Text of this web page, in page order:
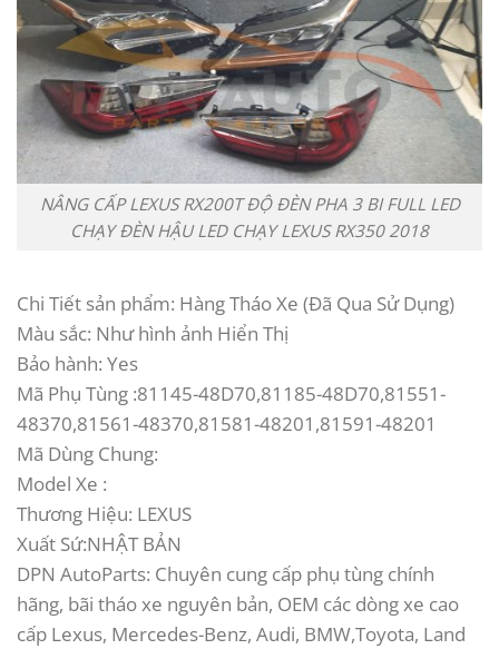
NÂNG CẤP LEXUS RX200T ĐỘ ĐÈN PHA 3 BI FULL LED
CHẠY ĐÈN HẬU LED CHẠY LEXUS RX350 2018
Chi Tiết sản phẩm: Hàng Tháo Xe (Đã Qua Sử Dụng)
Màu sắc: Như hình ảnh Hiển Thị
Bảo hành: Yes
Mã Phụ Tùng :81145-48D70,81185-48D70,81551-
48370,81561-48370,81581-48201,81591-48201
Mã Dùng Chung:
Model Xe :
Thương Hiệu: LEXUS
Xuất Sứ:NHẬT BẢN
DPN AutoParts: Chuyên cung cấp phụ tùng chính
hãng, bãi tháo xe nguyên bản, OEM các dòng xe cao
cấp Lexus, Mercedes-Benz, Audi, BMW,Toyota, Land